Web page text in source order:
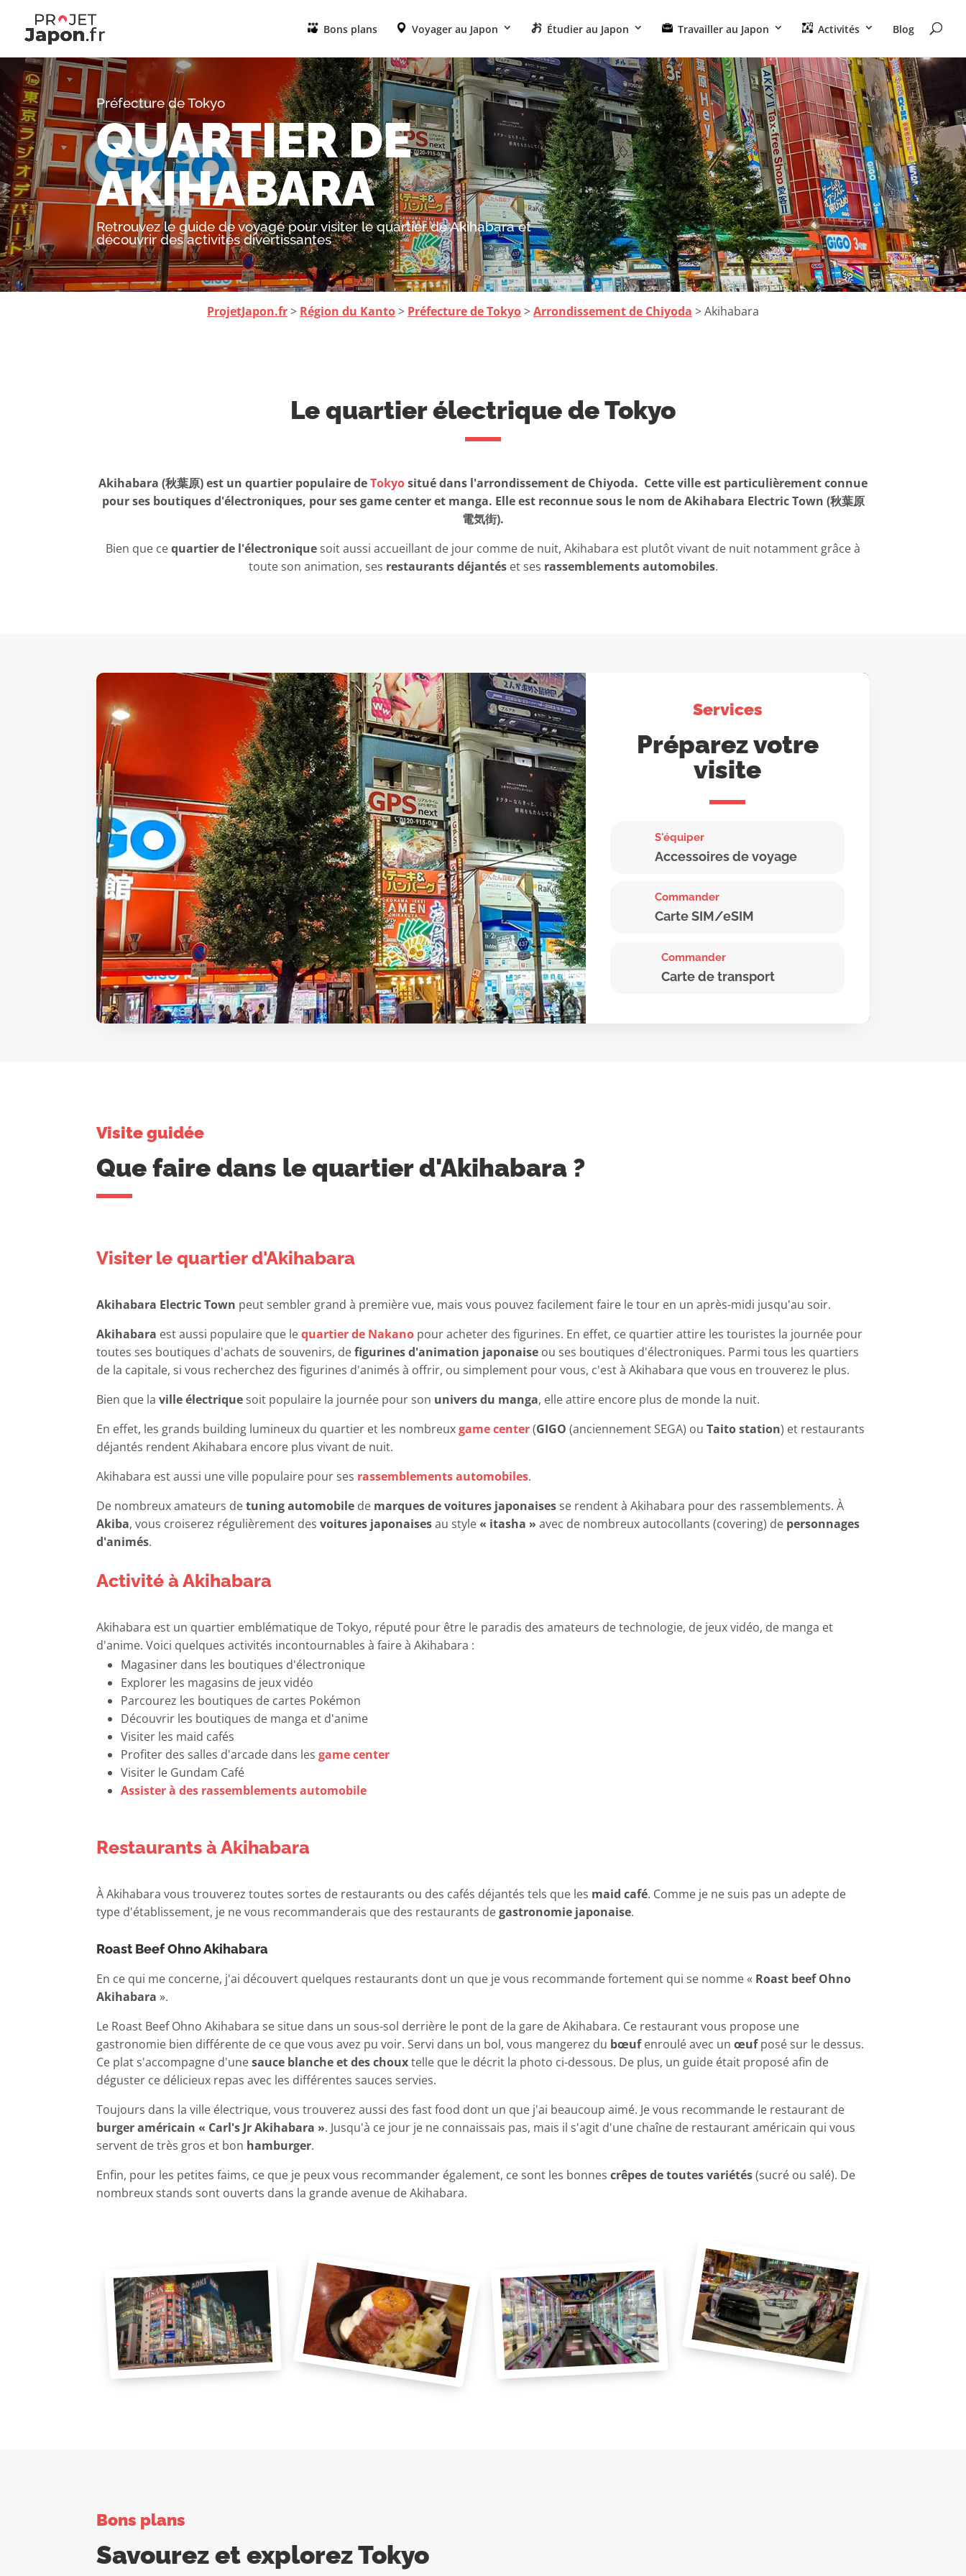
Bons plans Voyager au Japon Étudier au Japon Travailler au Japon Activités Blog
Préfecture de Tokyo
QUARTIER DE
AKIHABARA
Retrouvez le guide de voyage pour visiter le quartier de Akihabara et
découvrir des activités divertissantes
ProjetJapon.fr> Région du Kanto> Préfecture de Tokyo>Arrondissement de Chiyoda > Akihabara
Le quartier électrique de Tokyo
Akihabara (秋葉原) est un quartier populaire deTokyositué dans l'arrondissement de Chiyoda. Cette ville est particulièrement connue
pour ses boutiques d'électroniques, pour ses game center et manga. Elle est reconnue sous le nom de Akihabara Electric Town (秋葉原
電気街).
Bien que cequartier de l'électronique soit aussi accueillant de jour comme de nuit, Akihabara est plutôt vivant de nuit notamment grâce à
toute son animation, ses restaurants déjantéset ses rassemblements automobiles.
Services
Préparez votre
visite
S'équiper
Accessoires de voyage
Commander
Carte SIM/eSIM
Commander
Carte de transport
Visite guidée
Que faire dans le quartier d'Akihabara ?
Visiter le quartier d'Akihabara
Akihabara Electric Town peut sembler grand à première vue, mais vous pouvez facilement faire le tour en un après-midi jusqu'au soir.
Akihabara est aussi populaire que lequartier de Nakano pour acheter des figurines. En effet, ce quartier attire les touristes la journée pour
toutes ses boutiques d'achats de souvenirs, defigurines d'animation japonaise ou ses boutiques d'électroniques. Parmi tous les quartiers
de la capitale, si vous recherchez des figurines d'animés à offrir, ou simplement pour vous, c'est à Akihabara que vous en trouverez le plus.
Bien que laville électrique soit populaire la journée pour son univers du manga, elle attire encore plus de monde la nuit.
En effet, les grands building lumineux du quartier et les nombreuxgame center(GIGO (anciennement SEGA) ouTaito station) et restaurants
déjantés rendent Akihabara encore plus vivant de nuit.
Akihabara est aussi une ville populaire pour ses rassemblements automobiles.
De nombreux amateurs detuning automobile de marques de voitures japonaises se rendent à Akihabara pour des rassemblements. À
Akiba, vous croiserez régulièrement desvoitures japonaisesau style« itasha » avec de nombreux autocollants (covering) de personnages
d'animés.
Activité à Akihabara
Akihabara est un quartier emblématique de Tokyo, réputé pour être le paradis des amateurs de technologie, de jeux vidéo, de manga et
d'anime. Voici quelques activités incontournables à faire à Akihabara :
Magasiner dans les boutiques d'électronique
Explorer les magasins de jeux vidéo
Parcourez les boutiques de cartes Pokémon
Découvrir les boutiques de manga et d'anime
Visiter les maid cafés
Profiter des salles d'arcade dans lesgame center
Visiter le Gundam Café
Assister à des rassemblements automobile
Restaurants à Akihabara
À Akihabara vous trouverez toutes sortes de restaurants ou des cafés déjantés tels que les maid café. Comme je ne suis pas un adepte de
type d'établissement, je ne vous recommanderais que des restaurants degastronomie japonaise.
Roast Beef Ohno Akihabara
En ce qui me concerne, j'ai découvert quelques restaurants dont un que je vous recommande fortement qui se nomme « Roast beef Ohno
Akihabara ».
Le Roast Beef Ohno Akihabara se situe dans un sous-sol derrière le pont de la gare de Akihabara. Ce restaurant vous propose une
gastronomie bien différente de ce que vous avez pu voir. Servi dans un bol, vous mangerez du bœufenroulé avec unœufposé sur le dessus.
Ce plat s'accompagne d'unesauce blanche et des chouxtelle que le décrit la photo ci-dessous. De plus, un guide était proposé afin de
déguster ce délicieux repas avec les différentes sauces servies.
Toujours dans la ville électrique, vous trouverez aussi des fast food dont un que j'ai beaucoup aimé. Je vous recommande le restaurant de
burger américain « Carl's Jr Akihabara ». Jusqu'à ce jour je ne connaissais pas, mais il s'agit d'une chaîne de restaurant américain qui vous
servent de très gros et bon hamburger.
Enfin, pour les petites faims, ce que je peux vous recommander également, ce sont les bonnescrêpes de toutes variétés(sucré ou salé). De
nombreux stands sont ouverts dans la grande avenue de Akihabara.
Bons plans
Savourez et explorez Tokyo